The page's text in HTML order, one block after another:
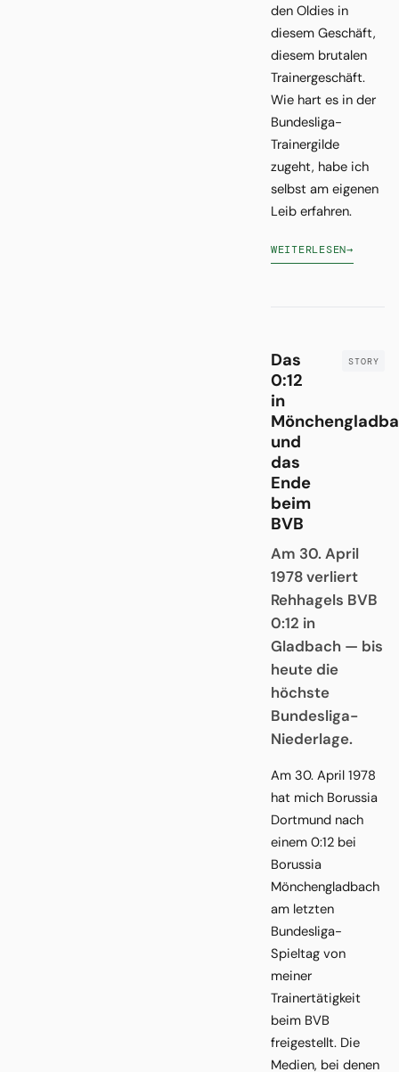
den Oldies in
diesem Geschäft,
diesem brutalen
Trainergeschäft.
Wie hart es in der
Bundesliga-
Trainergilde
zugeht, habe ich
selbst am eigenen
Leib erfahren.
WEITERLESEN→
Das
0:12
in
und
das
Ende
beim
BVB
Am 30. April
1978 verliert
Rehhagels BVB
0:12 in
Gladbach — bis
heute die
höchste
Bundesliga-
Niederlage.
Am 30. April 1978
hat mich Borussia
Dortmund nach
einem 0:12 bei
Borussia
Mönchengladbach
am letzten
Bundesliga-
Spieltag von
meiner
Trainertätigkeit
beim BVB
freigestellt. Die
Medien, bei denen